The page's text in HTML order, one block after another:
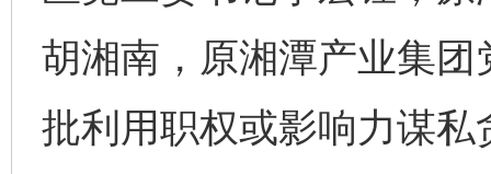
胡湘南，原湘潭产业集
批利用职权或影响力谋